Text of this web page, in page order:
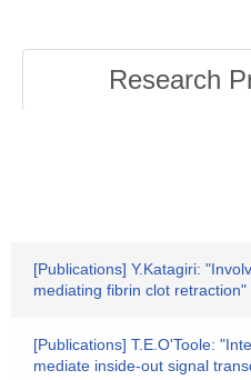
Research
[Publications] Y.Katagiri:
mediating fibrin clot
[Publications] T.E.O'Toole:
mediate inside-out signal